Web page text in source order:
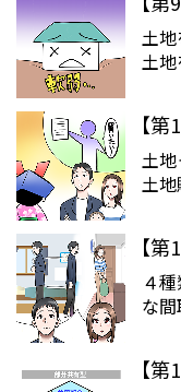
土地
土
【第
土地
土
【第
４
な間
【第